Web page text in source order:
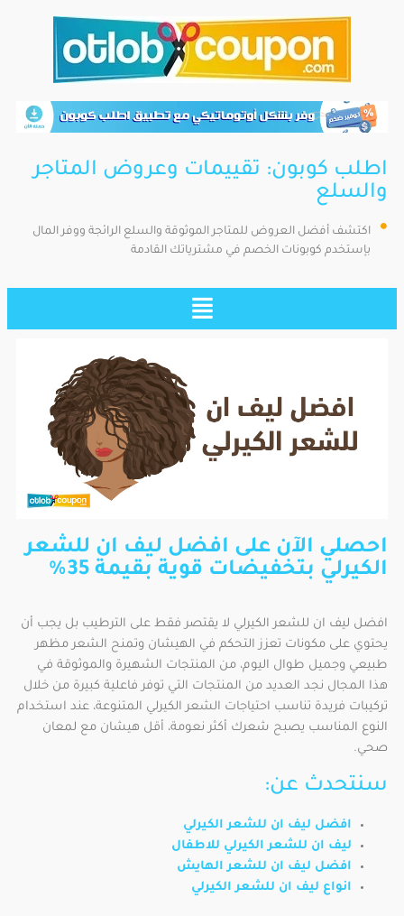
اطلب كوبون: تقييمات وعروض المتاجر
والسلع
اكتشف أفضل العروض للمتاجر الموثوقة والسلع الرائجة ووفر المال
بإستخدم كوبونات الخصم في مشترياتك القادمة
احصلي الآن على افضل ليف ان للشعر
الكيرلي بتخفيضات قوية بقيمة 35%
افضل ليف ان للشعر الكيرلي لا يقتصر فقط على الترطيب بل يجب أن
يحتوي على مكونات تعزز التحكم في الهيشان وتمنح الشعر مظهر
طبيعي وجميل طوال اليوم، من المنتجات الشهيرة والموثوقة في
هذا المجال نجد العديد من المنتجات التي توفر فاعلية كبيرة من خلال
تركيبات فريدة تناسب احتياجات الشعر الكيرلي المتنوعة، عند استخدام
النوع المناسب يصبح شعرك أكثر نعومة، أقل هيشان مع لمعان
صحي.
سنتحدث عن:
افضل ليف ان للشعر الكيرلي
ليف ان للشعر الكيرلي للاطفال
افضل ليف ان للشعر الهايش
انواع ليف ان للشعر الكيرلي